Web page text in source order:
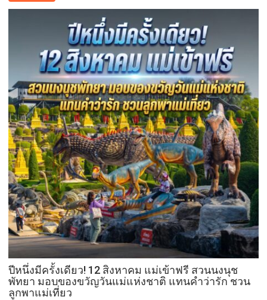
พา
ว
เวอร์
”
ส่ง
เสริม
โรงเรียน
สุข
ภาวะ
ดี
ด้วย
จุลินทรีย์”
(
Healthy
school)
เสริม
ความ
รู้
เยาวชน
จัดการ
ปีหนึ่งมีครั้งเดียว! 12 สิงหาคม แม่เข้าฟรี สวนนงนุช
พัทยา มอบของขวัญวันแม่แห่งชาติ แทนคำว่ารัก ชวน
ลูกพาแม่เที่ยว